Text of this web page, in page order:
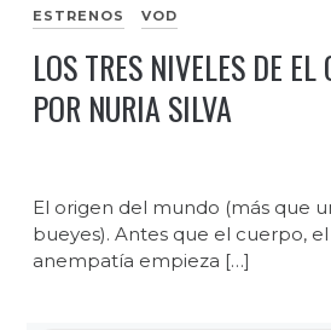
ESTRENOS VOD
LOS TRES NIVELES DE EL
POR NURIA SILVA
El origen del mundo (más que
bueyes). Antes que el cuerpo,
anempatía empieza […]